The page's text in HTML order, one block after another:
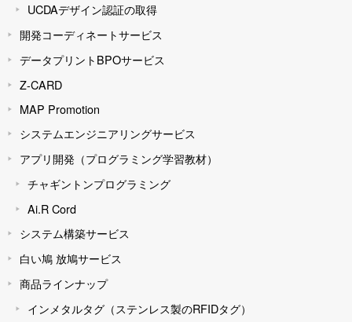
UCDAデザイン認証の取得
開発コーディネートサービス
データプリントBPOサービス
Z-CARD
MAP Promotion
システムエンジニアリングサービス
アプリ開発（プログラミング学習教材）
チャギントンプログラミング
Ai.R Cord
システム構築サービス
白い鳩 放鳩サービス
商品ラインナップ
インメタルタグ（ステンレス製のRFIDタグ）